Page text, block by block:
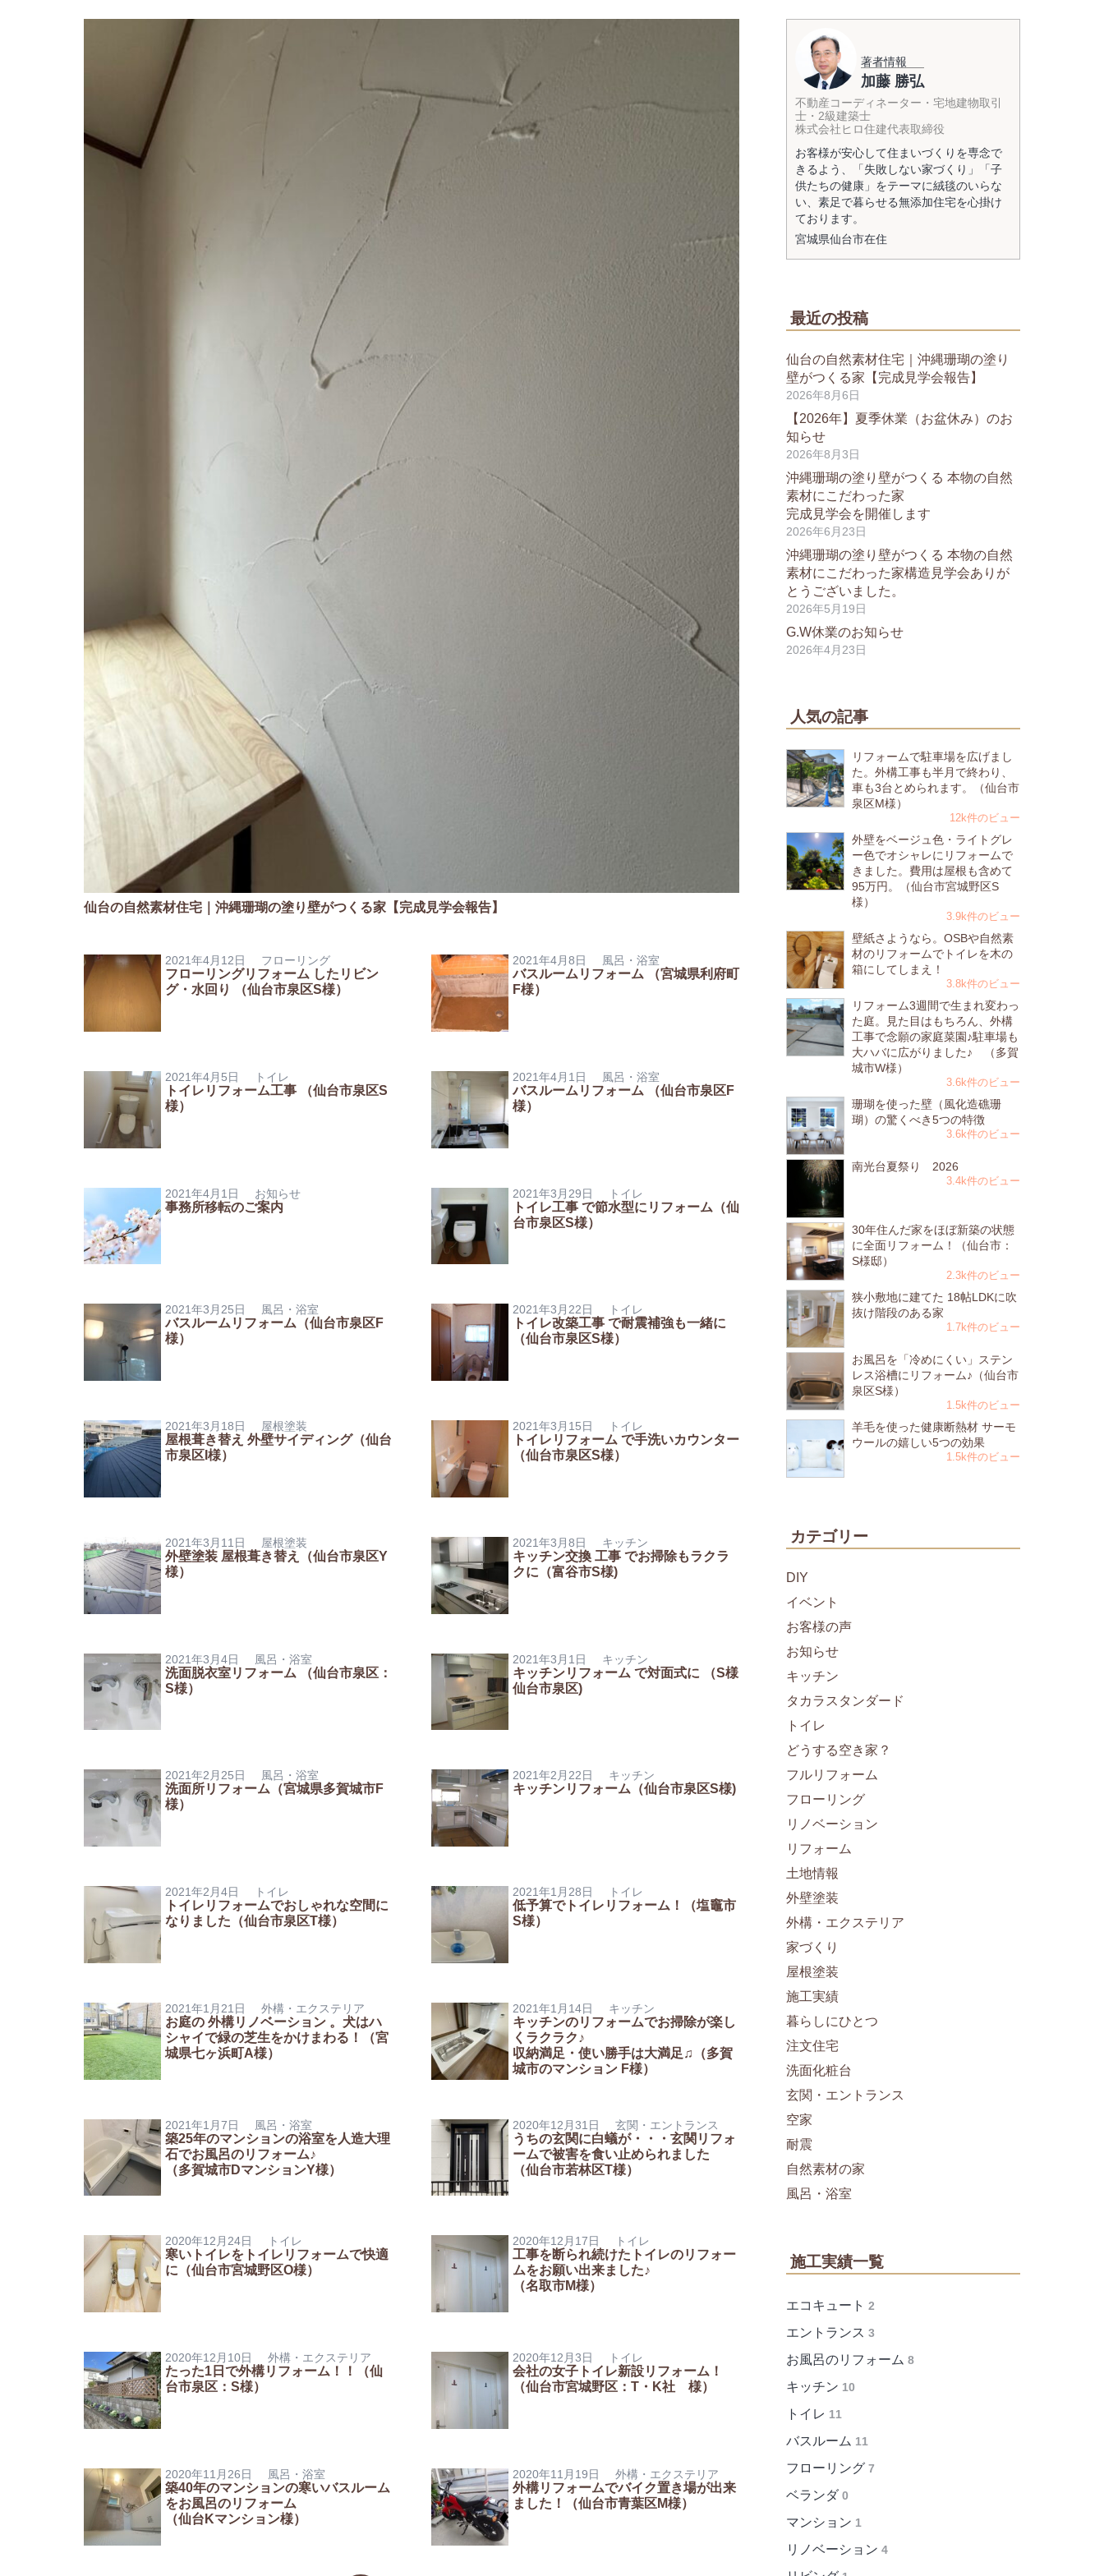
仙台の自然素材住宅｜沖縄珊瑚の塗り壁がつくる家【完成見学会報告】
2021年4月12日 フローリング
フローリングリフォーム したリビン
グ・水回り （仙台市泉区S様）
2021年4月8日 風呂・浴室
バスルームリフォーム （宮城県利府町
F様）
2021年4月5日 トイレ
トイレリフォーム工事 （仙台市泉区S
様）
2021年4月1日 風呂・浴室
バスルームリフォーム （仙台市泉区F
様）
2021年4月1日 お知らせ
事務所移転のご案内
2021年3月29日 トイレ
トイレ工事 で節水型にリフォーム（仙
台市泉区S様）
2021年3月25日 風呂・浴室
バスルームリフォーム（仙台市泉区F
様）
2021年3月22日 トイレ
トイレ改築工事 で耐震補強も一緒に
（仙台市泉区S様）
2021年3月18日 屋根塗装
屋根葺き替え 外壁サイディング（仙台
市泉区I様）
2021年3月15日 トイレ
トイレリフォーム で手洗いカウンター
（仙台市泉区S様）
2021年3月11日 屋根塗装
外壁塗装 屋根葺き替え（仙台市泉区Y
様）
2021年3月8日 キッチン
キッチン交換 工事 でお掃除もラクラ
クに（富谷市S様)
2021年3月4日 風呂・浴室
洗面脱衣室リフォーム （仙台市泉区：
S様）
2021年3月1日 キッチン
キッチンリフォーム で対面式に （S様
仙台市泉区)
2021年2月25日 風呂・浴室
洗面所リフォーム（宮城県多賀城市F
様）
2021年2月22日 キッチン
キッチンリフォーム（仙台市泉区S様)
2021年2月4日 トイレ
トイレリフォームでおしゃれな空間に
なりました（仙台市泉区T様）
2021年1月28日 トイレ
低予算でトイレリフォーム！（塩竈市
S様）
2021年1月21日 外構・エクステリア
お庭の 外構リノベーション 。犬はハ
シャイで緑の芝生をかけまわる！（宮
城県七ヶ浜町A様）
2021年1月14日 キッチン
キッチンのリフォームでお掃除が楽し
くラクラク♪
収納満足・使い勝手は大満足♫（多賀
城市のマンション F様）
2021年1月7日 風呂・浴室
築25年のマンションの浴室を人造大理
石でお風呂のリフォーム♪
（多賀城市DマンションY様）
2020年12月31日 玄関・エントランス
うちの玄関に白蟻が・・・玄関リフォ
ームで被害を食い止められました
（仙台市若林区T様）
2020年12月24日 トイレ
寒いトイレをトイレリフォームで快適
に（仙台市宮城野区O様）
2020年12月17日 トイレ
工事を断られ続けたトイレのリフォー
ムをお願い出来ました♪
（名取市M様）
2020年12月10日 外構・エクステリア
たった1日で外構リフォーム！！（仙
台市泉区：S様）
2020年12月3日 トイレ
会社の女子トイレ新設リフォーム！
（仙台市宮城野区：T・K社 様）
2020年11月26日 風呂・浴室
築40年のマンションの寒いバスルーム
をお風呂のリフォーム
（仙台Kマンション様）
2020年11月19日 外構・エクステリア
外構リフォームでバイク置き場が出来
ました！（仙台市青葉区M様）
著者情報
加藤 勝弘
不動産コーディネーター・宅地建物取引
士・2級建築士
株式会社ヒロ住建代表取締役
お客様が安心して住まいづくりを専念で
きるよう、「失敗しない家づくり」「子
供たちの健康」をテーマに絨毯のいらな
い、素足で暮らせる無添加住宅を心掛け
ております。
宮城県仙台市在住
最近の投稿
仙台の自然素材住宅｜沖縄珊瑚の塗り
壁がつくる家【完成見学会報告】
2026年8月6日
【2026年】夏季休業（お盆休み）のお
知らせ
2026年8月3日
沖縄珊瑚の塗り壁がつくる 本物の自然
素材にこだわった家
完成見学会を開催します
2026年6月23日
沖縄珊瑚の塗り壁がつくる 本物の自然
素材にこだわった家構造見学会ありが
とうございました。
2026年5月19日
G.W休業のお知らせ
2026年4月23日
人気の記事
リフォームで駐車場を広げまし
た。外構工事も半月で終わり、
車も3台とめられます。（仙台市
泉区M様）
12k件のビュー
外壁をベージュ色・ライトグレ
ー色でオシャレにリフォームで
きました。費用は屋根も含めて
95万円。（仙台市宮城野区S
様）
3.9k件のビュー
壁紙さようなら。OSBや自然素
材のリフォームでトイレを木の
箱にしてしまえ！
3.8k件のビュー
リフォーム3週間で生まれ変わっ
た庭。見た目はもちろん、外構
工事で念願の家庭菜園♪駐車場も
大ハバに広がりました♪ （多賀
城市W様）
3.6k件のビュー
珊瑚を使った壁（風化造礁珊
瑚）の驚くべき5つの特徴
3.6k件のビュー
南光台夏祭り 2026
3.4k件のビュー
30年住んだ家をほぼ新築の状態
に全面リフォーム！（仙台市：
S様邸）
2.3k件のビュー
狭小敷地に建てた 18帖LDKに吹
抜け階段のある家
1.7k件のビュー
お風呂を「冷めにくい」ステン
レス浴槽にリフォーム♪（仙台市
泉区S様）
1.5k件のビュー
羊毛を使った健康断熱材 サーモ
ウールの嬉しい5つの効果
1.5k件のビュー
カテゴリー
DIY
イベント
お客様の声
お知らせ
キッチン
タカラスタンダード
トイレ
どうする空き家？
フルリフォーム
フローリング
リノベーション
リフォーム
土地情報
外壁塗装
外構・エクステリア
家づくり
屋根塗装
施工実績
暮らしにひとつ
注文住宅
洗面化粧台
玄関・エントランス
空家
耐震
自然素材の家
風呂・浴室
施工実績一覧
エコキュート 2
エントランス 3
お風呂のリフォーム 8
キッチン 10
トイレ 11
バスルーム 11
フローリング 7
ベランダ 0
マンション 1
リノベーション 4